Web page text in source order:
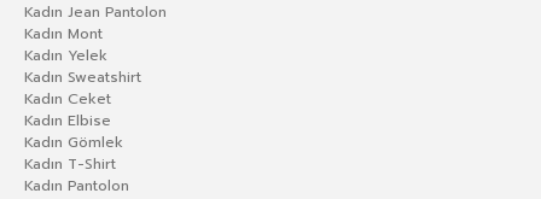
Kadın Jean Pantolon
Kadın Mont
Kadın Yelek
Kadın Sweatshirt
Kadın Ceket
Kadın Elbise
Kadın Gömlek
Kadın T-Shirt
Kadın Pantolon